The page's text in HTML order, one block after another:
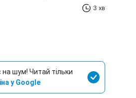
3 хв
шум! Читай тільки
у Google